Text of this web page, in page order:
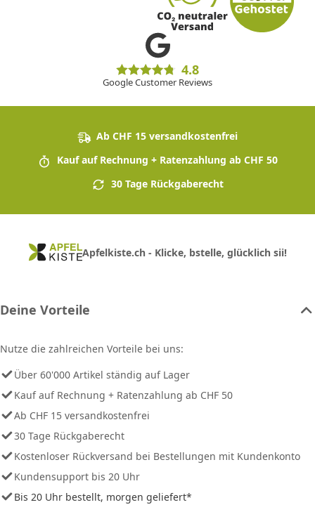
4.8
Google Customer Reviews
Ab CHF 15 versandkostenfrei
Kauf auf Rechnung + Ratenzahlung ab CHF 50
30 Tage Rückgaberecht
Apfelkiste.ch - Klicke, bstelle, glücklich sii!
Deine Vorteile
Nutze die zahlreichen Vorteile bei uns:
Über 60'000 Artikel ständig auf Lager
Kauf auf Rechnung + Ratenzahlung ab CHF 50
Ab CHF 15 versandkostenfrei
30 Tage Rückgaberecht
Kostenloser Rückversand bei Bestellungen mit Kundenkonto
Kundensupport bis 20 Uhr
Bis 20 Uhr bestellt, morgen geliefert*